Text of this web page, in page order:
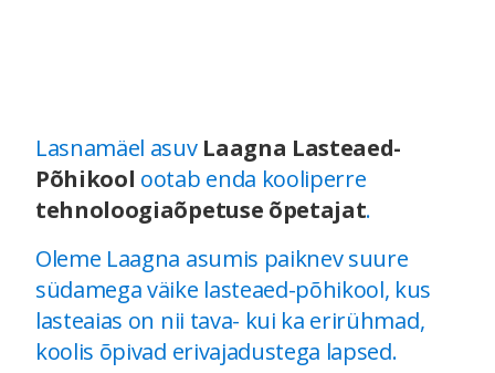
Lasnamäel asuv Laagna Lasteaed-
Põhikool ootab enda kooliperre
tehnoloogiaõpetuse õpetajat.
Oleme Laagna asumis paiknev suure
südamega väike lasteaed-põhikool, kus
lasteaias on nii tava- kui ka erirühmad,
koolis õpivad erivajadustega lapsed.